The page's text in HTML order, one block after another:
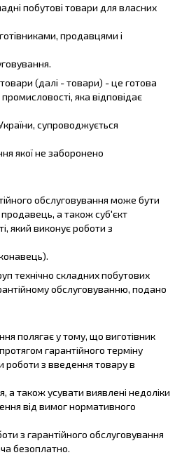
побутові товари для власних
продавцями і
товари (далі - товари) - це готова
яка відповідає
супроводжується
якої не заборонено
обслуговування може бути
продавець, а також суб'єкт
який виконує роботи з
технічно складних побутових
обслуговуванню, подано
полягає у тому, що виготівник
гарантійного терміну
роботи з введення товару в
а також усувати виявлені недоліки
від вимог нормативного
з гарантійного обслуговування
безоплатно.